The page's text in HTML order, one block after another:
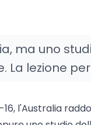
ma uno
La lezione
l'Australia